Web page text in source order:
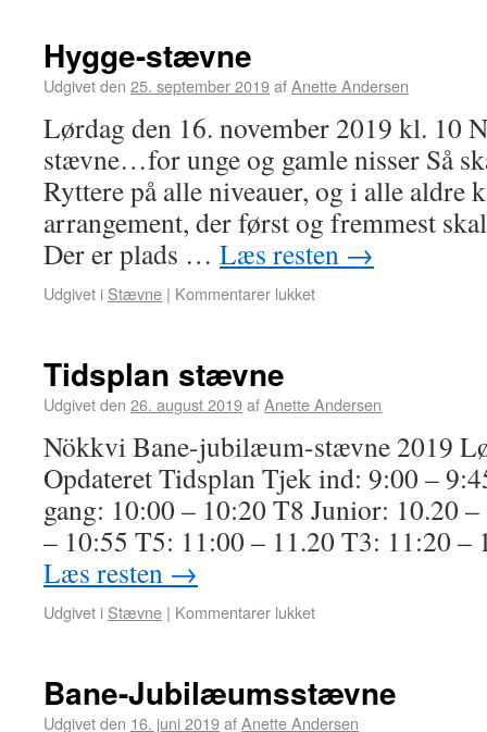
Hygge-stævne
Udgivet den 25. september 2019afAnette Andersen
Lørdag den 16. november 2019 kl. 10
stævne…for unge og gamle nisser Så
Ryttere på alle niveauer, og i alle aldre
arrangement, der først og fremmest
Der er plads … Læs resten →
Udgivet i Stævne | Kommentarer lukket
Tidsplan stævne
Udgivet den 26. august 2019afAnette Andersen
Nökkvi Bane-jubilæum-stævne 2019
Opdateret Tidsplan Tjek ind: 9:00 –
gang: 10:00 – 10:20 T8 Junior: 10.20
– 10:55 T5: 11:00 – 11.20 T3: 11:20
Læs resten →
Udgivet i Stævne | Kommentarer lukket
Bane-Jubilæumsstævne
Udgivet den 16. juni 2019afAnette Andersen